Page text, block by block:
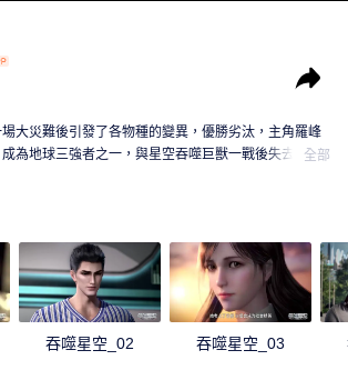
大災難後引發了各物種的變異，優勝劣汰，主角羅峰
為地球三強者之一，與星空吞噬巨獸一戰後失去肉全部
吞噬星空_02 吞噬星空_03